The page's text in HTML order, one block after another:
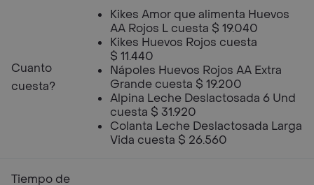
Cuanto
cuesta?
Kikes Amor que alimenta Huevos
AA Rojos L cuesta $ 19.040
Kikes Huevos Rojos cuesta
$ 11.440
Nápoles Huevos Rojos AA Extra
Grande cuesta $ 19.200
Alpina Leche Deslactosada 6 Und
cuesta $ 31.920
Colanta Leche Deslactosada Larga
Vida cuesta $ 26.560
Tiempo de